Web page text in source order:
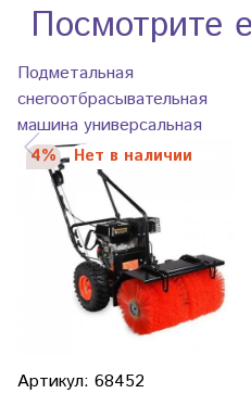
Посмотрите
Подметальная
снегоотбрасывательная
машина универсальная
PATRIOT PS 888 S
4% Нет в наличии
Артикул: 68452